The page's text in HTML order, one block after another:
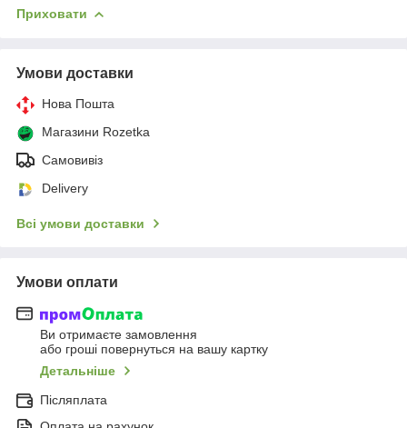
Приховати
Умови доставки
Нова Пошта
Магазини Rozetka
Самовивіз
Delivery
Всі умови доставки
Умови оплати
Ви отримаєте замовлення
або гроші повернуться на вашу картку
Детальніше
Післяплата